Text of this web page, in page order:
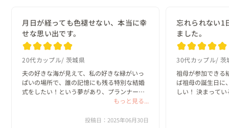
月日が経っても色褪せない、本当に幸
せな思い出です。
20代カップル 茨城県
夫の好きな海が見えて、私の好きな緑がいっ
ぱいの場所で、誰の記憶にも残る特別な結婚
式をしたい！という夢があり、プランナーさ
んを探していた時に渚さんと出会いました。
生活し、お互い職業柄忙しくなかなか会えな
もっと見る...
投稿日：2025年06月30日
忘れられない1
ました。
30代カップル 茨
祖母が参加できる
ば祖母の誕生日に
しい！ 決まって